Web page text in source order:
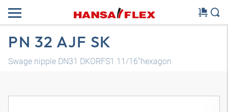
PN 32 AJF SK
Swage nipple DN31 DKORFS1.11/16"hexagon